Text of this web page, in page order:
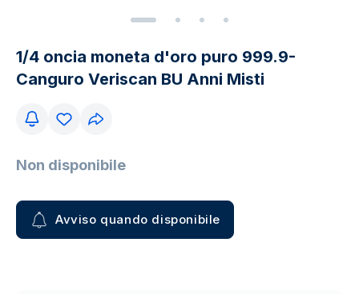
1/4 oncia moneta d'oro puro 999.9-
Canguro Veriscan BU Anni Misti
Non disponibile
Avviso quando disponibile